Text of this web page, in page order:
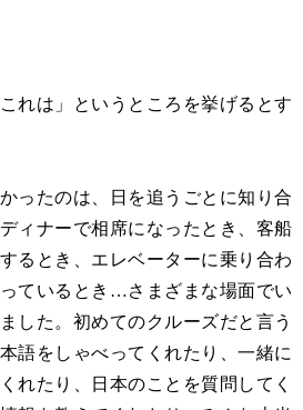
れは」というところを挙げるとす
ったのは、日を追うごとに知り合
ィナーで相席になったとき、客船
るとき、エレベーターに乗り合わ
ているとき…さまざまな場面でい
した。初めてのクルーズだと言う
語をしゃべってくれたり、一緒に
れたり、日本のことを質問してく